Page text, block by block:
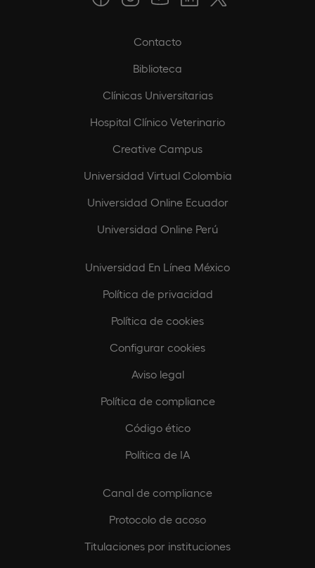
Contacto
Biblioteca
Clínicas Universitarias
Hospital Clínico Veterinario
Creative Campus
Universidad Virtual Colombia
Universidad Online Ecuador
Universidad Online Perú
Universidad En Línea México
Política de privacidad
Política de cookies
Configurar cookies
Aviso legal
Política de compliance
Código ético
Política de IA
Canal de compliance
Protocolo de acoso
Titulaciones por instituciones